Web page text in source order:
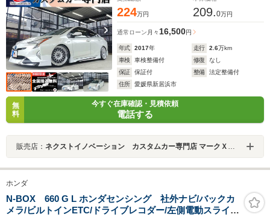
224万円 209.0万円
通常ローン 月々16,500円
年式 2017年 走行 2.6万km
車検
車検整備付 修復
なし
保証
保証付 整備
法定整備付
住所
愛媛県新居浜市
無
料
今すぐ在庫確認・見積依頼
電話する
販売店： ネクストイノベーション カスタムカー専門店 マークＸ・クラウン・プリウス専門店
ホンダ
N-BOX 660 G L ホンダセンシング 社外ナビ/バックカ
メラ/ビルトインETC/ドライブレコダー/左側電動スライド